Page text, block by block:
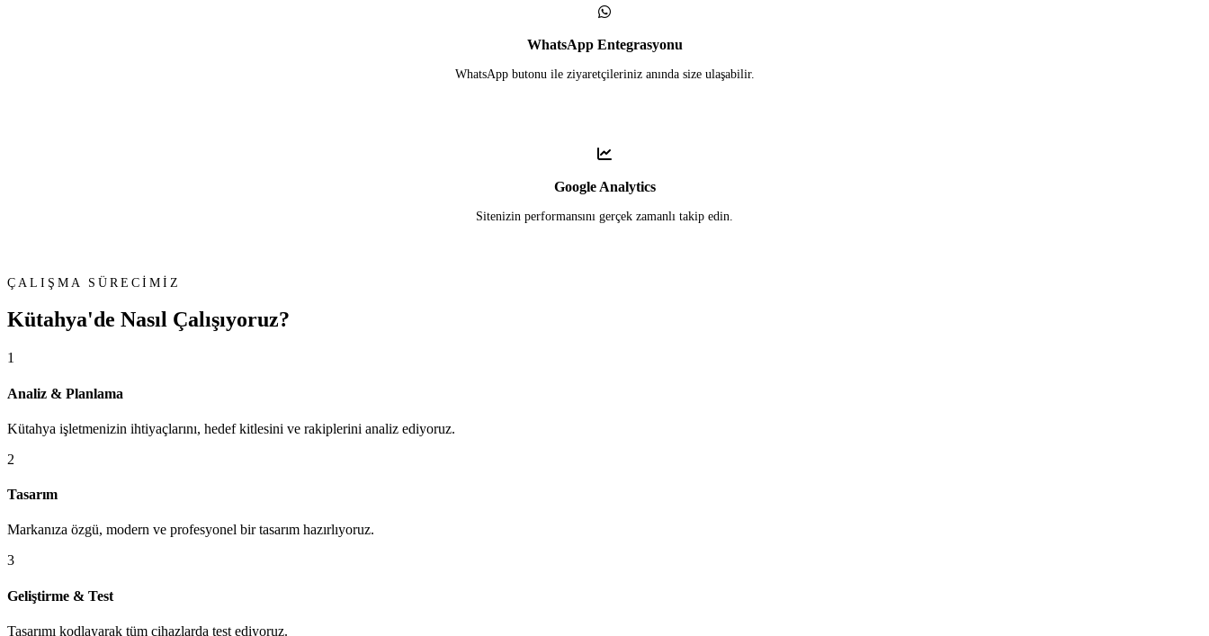
WhatsApp Entegrasyonu
WhatsApp butonu ile ziyaretçileriniz anında size ulaşabilir.
Google Analytics
Sitenizin performansını gerçek zamanlı takip edin.
ÇALIŞMA SÜRECİMİZ
Kütahya'de Nasıl Çalışıyoruz?
1
Analiz & Planlama
Kütahya işletmenizin ihtiyaçlarını, hedef kitlesini ve rakiplerini analiz ediyoruz.
2
Tasarım
Markanıza özgü, modern ve profesyonel bir tasarım hazırlıyoruz.
3
Geliştirme & Test
Tasarımı kodlayarak tüm cihazlarda test ediyoruz.